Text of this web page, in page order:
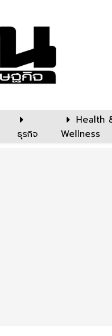
ธุรกิจ
Health
Wellness